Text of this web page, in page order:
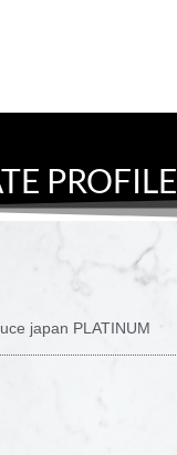
PROFILE
japan PLATINUM